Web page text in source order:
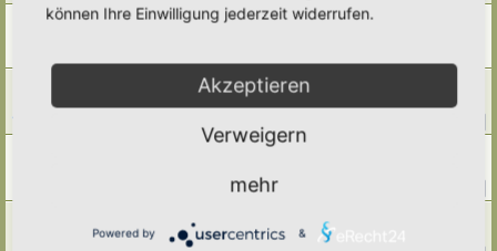
[Weg 06-26] Hortus Zum Weißen Haas
[Weg 02/26] Mini ager dei
[Weg 11-24] Hortus herbarum agrestium
Letzter Beitrag von Grevenstein«Sa 4. Jul 2026, 07:29
können Ihre Einwilligung jederzeit widerrufen.
Akzeptieren
Verweigern
mehr
Powered by &